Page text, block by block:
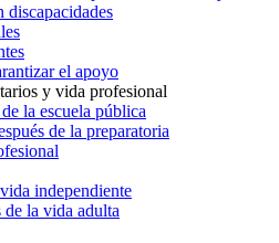
discapacidades
el apoyo
y vida profesional
la escuela pública
de la preparatoria
independiente
de la vida adulta